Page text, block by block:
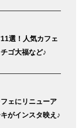
選！人気カフェ
ゴ大福など♪
ェにリニューア
がインスタ映え♪